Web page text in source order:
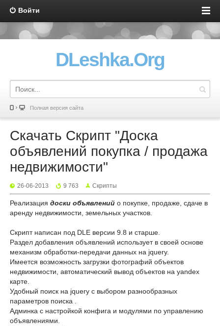
Войти
DLeshka.Org
Полная версия сайта
Скачать Скрипт "Доска
объявлений покупка / продажа
недвижимости"
26-06-2013 9 763 Скрипты
Реализация доски объявлений о покупке, продаже, сдаче в
аренду недвижимости, земельных участков.
Скрипт написан под DLE версии 9.8 и старше.
Раздел добавления объявлений использует в своей основе
механизм обработки-передачи данных на jquery.
Имеется возможность загрузки фотографий объектов
недвижимости, автоматический вывод объектов на yandex
карте.
Удобный поиск на jquery с выбором разнообразных
параметров поиска .
Админка с настройкой конфига и модулями по управлению
объявлениями.